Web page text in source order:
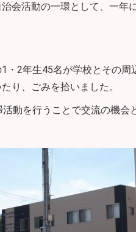
会活動の一環として、一年
・2年生45名が学校とその周
り、ごみを拾いました。
動を行うことで交流の機会